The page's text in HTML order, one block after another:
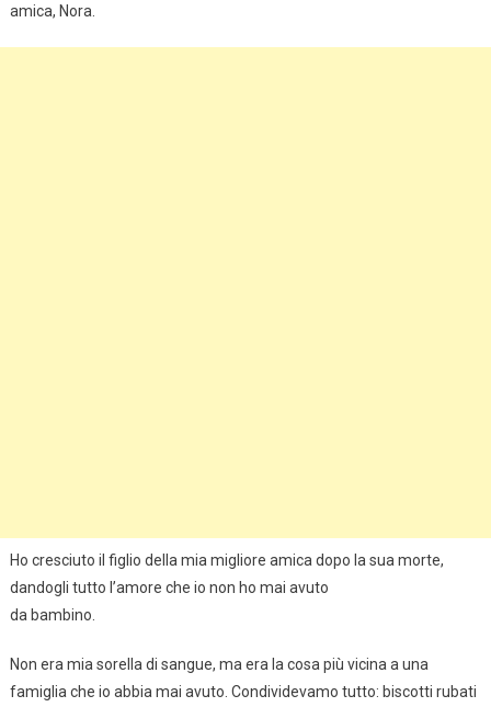
amica, Nora.
Ho cresciuto il figlio della mia migliore amica dopo la sua morte,
dandogli tutto l’amore che io non ho mai avuto
da bambino.
Non era mia sorella di sangue, ma era la cosa più vicina a una
famiglia che io abbia mai avuto. Condividevamo tutto: biscotti rubati